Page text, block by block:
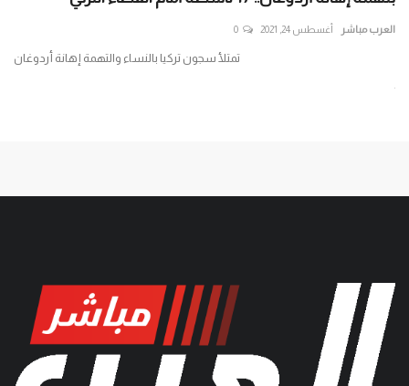
العرب مباشر أغسطس 24, 2021 0
تمتلأ سجون تركيا بالنساء والتهمة إهانة أردوغان